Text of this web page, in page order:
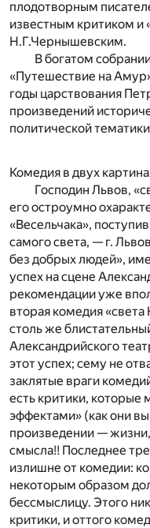
плодотворным
известным критиком и
Н.Г.Чернышевским.
В богатом
«Путешествие на
годы царствования
произведений
политической
Комедия в двух
Господин Львов,
его остроумно
«Весельчака»,
самого света, — г.
без добрых людей»,
успех на сцене
рекомендации уже
вторая комедия
столь же
Александрийского
этот успех; сему не
заклятые враги
есть критики, которые
эффектами» (как они
произведении —
смысла!! Последнее
излишне от комедии:
некоторым образом
бессмыслицу. Этого
критики, и оттого